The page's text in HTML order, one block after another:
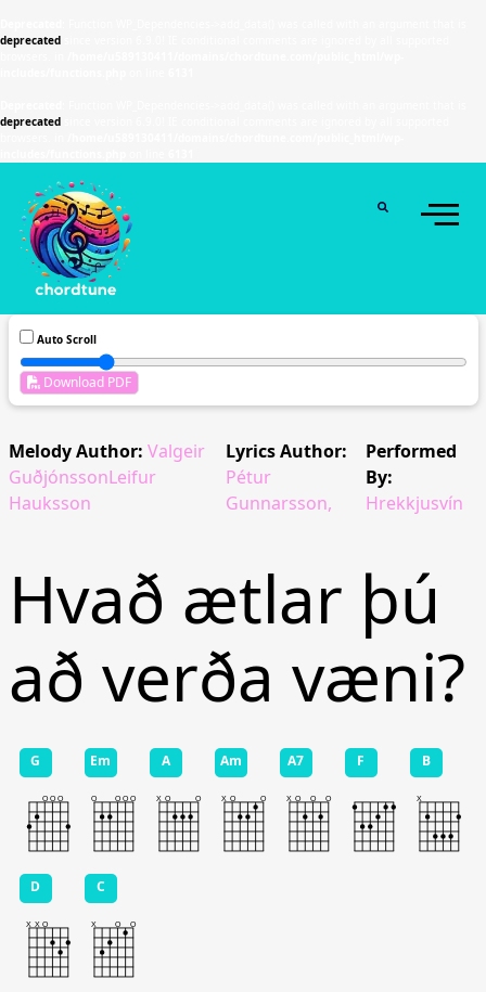
deprecated
deprecated
Auto Scroll
Download PDF
Melody Author: Valgeir
GuðjónssonLeifur
Hauksson
Lyrics Author:
Pétur
Gunnarsson,
Performed
By:
Hrekkjusvín
Hvað ætlar þú
að verða væni?
G Em A Am A7 F B
D C